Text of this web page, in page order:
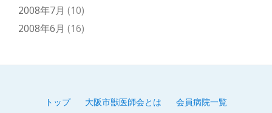
2008年7月 (10)
2008年6月 (16)
トップ 大阪市獣医師会とは 会員病院一覧